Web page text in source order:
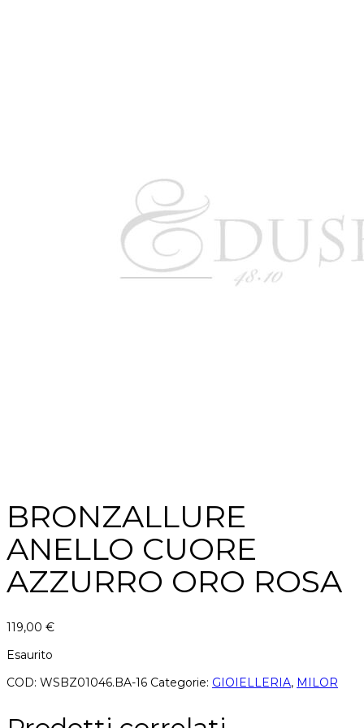
BRONZALLURE
ANELLO CUORE
AZZURRO ORO ROSA
119,00 €
Esaurito
COD: WSBZ01046.BA-16 Categorie: GIOIELLERIA, MILOR